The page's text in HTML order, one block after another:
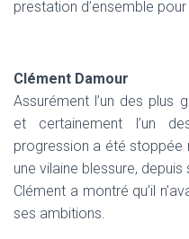
prestation d’ensemble pour
Clément Damour
Assurément l’un des plus
et certainement l’un
progression a été stoppée
une vilaine blessure, depuis
Clément a montré qu’il
ses ambitions.